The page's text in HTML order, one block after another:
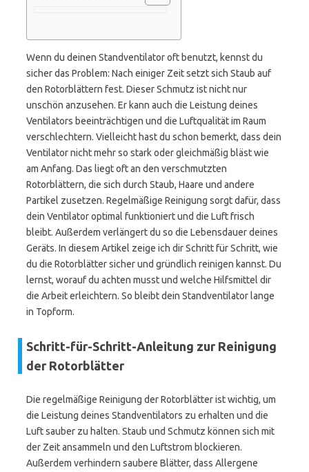
Wenn du deinen Standventilator oft benutzt, kennst du
sicher das Problem: Nach einiger Zeit setzt sich Staub auf
den Rotorblättern fest. Dieser Schmutz ist nicht nur
unschön anzusehen. Er kann auch die Leistung deines
Ventilators beeinträchtigen und die Luftqualität im Raum
verschlechtern. Vielleicht hast du schon bemerkt, dass dein
Ventilator nicht mehr so stark oder gleichmäßig bläst wie
am Anfang. Das liegt oft an den verschmutzten
Rotorblättern, die sich durch Staub, Haare und andere
Partikel zusetzen. Regelmäßige Reinigung sorgt dafür, dass
dein Ventilator optimal funktioniert und die Luft frisch
bleibt. Außerdem verlängert du so die Lebensdauer deines
Geräts. In diesem Artikel zeige ich dir Schritt für Schritt, wie
du die Rotorblätter sicher und gründlich reinigen kannst. Du
lernst, worauf du achten musst und welche Hilfsmittel dir
die Arbeit erleichtern. So bleibt dein Standventilator lange
in Topform.
Schritt-für-Schritt-Anleitung zur Reinigung
der Rotorblätter
Die regelmäßige Reinigung der Rotorblätter ist wichtig, um
die Leistung deines Standventilators zu erhalten und die
Luft sauber zu halten. Staub und Schmutz können sich mit
der Zeit ansammeln und den Luftstrom blockieren.
Außerdem verhindern saubere Blätter, dass Allergene